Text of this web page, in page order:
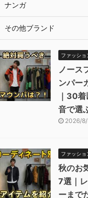
ナンガ
その他ブランド
ファッショ
ノース
ンパー
｜30
音で選
2026/
ファッショ
秋のお
7選｜
ーまで